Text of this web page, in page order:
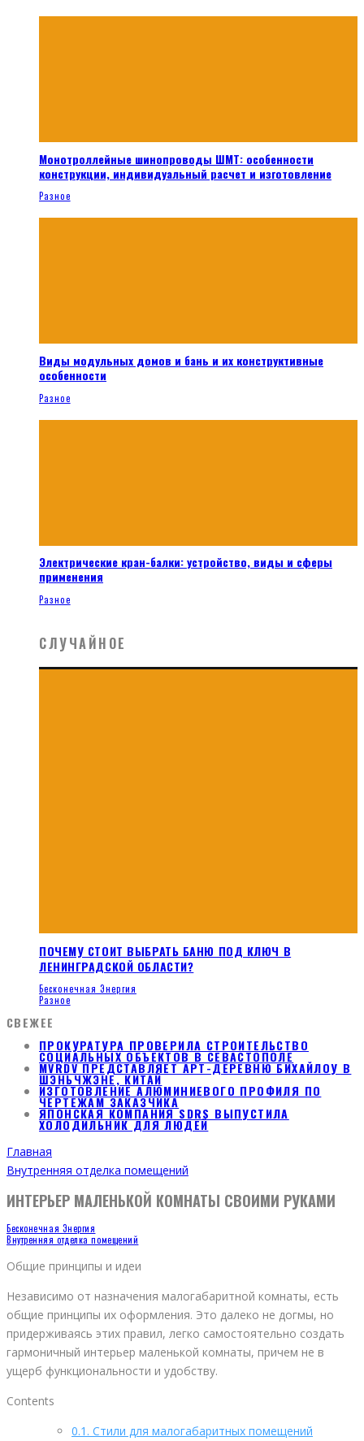
Монотроллейные шинопроводы ШМТ: особенности
конструкции, индивидуальный расчет и изготовление
Разное
Виды модульных домов и бань и их конструктивные
особенности
Разное
Электрические кран-балки: устройство, виды и сферы
применения
Разное
СЛУЧАЙНОЕ
ПОЧЕМУ СТОИТ ВЫБРАТЬ БАНЮ ПОД КЛЮЧ В
ЛЕНИНГРАДСКОЙ ОБЛАСТИ?
Бесконечная Энергия
Разное
СВЕЖЕЕ
ПРОКУРАТУРА ПРОВЕРИЛА СТРОИТЕЛЬСТВО
СОЦИАЛЬНЫХ ОБЪЕКТОВ В СЕВАСТОПОЛЕ
MVRDV ПРЕДСТАВЛЯЕТ АРТ-ДЕРЕВНЮ БИХАЙЛОУ В
ШЭНЬЧЖЭНЕ, КИТАЙ
ИЗГОТОВЛЕНИЕ АЛЮМИНИЕВОГО ПРОФИЛЯ ПО
ЧЕРТЕЖАМ ЗАКАЗЧИКА
ЯПОНСКАЯ КОМПАНИЯ SDRS ВЫПУСТИЛА
ХОЛОДИЛЬНИК ДЛЯ ЛЮДЕЙ
Главная
Внутренняя отделка помещений
ИНТЕРЬЕР МАЛЕНЬКОЙ КОМНАТЫ СВОИМИ РУКАМИ
Бесконечная Энергия
Внутренняя отделка помещений
Общие принципы и идеи
Независимо от назначения малогабаритной комнаты, есть
общие принципы их оформления. Это далеко не догмы, но
придерживаясь этих правил, легко самостоятельно создать
гармоничный интерьер маленькой комнаты, причем не в
ущерб функциональности и удобству.
Contents
0.1. Стили для малогабаритных помещений